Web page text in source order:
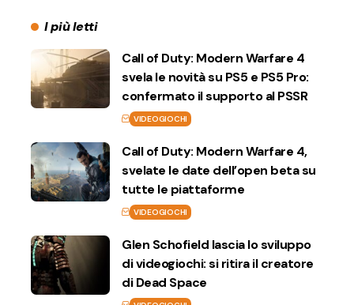
I più letti
Call of Duty: Modern Warfare 4
svela le novità su PS5 e PS5 Pro:
confermato il supporto al PSSR
VIDEOGIOCHI
Call of Duty: Modern Warfare 4,
svelate le date dell’open beta su
tutte le piattaforme
VIDEOGIOCHI
Glen Schofield lascia lo sviluppo
di videogiochi: si ritira il creatore
di Dead Space